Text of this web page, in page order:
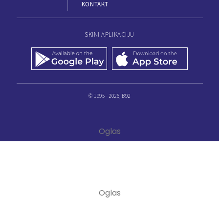
KONTAKT
SKINI APLIKACIJU
© 1995 - 2026, B92